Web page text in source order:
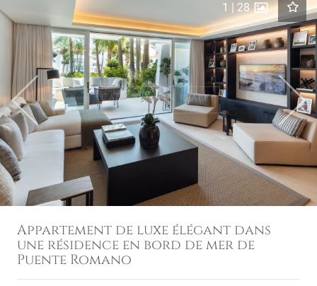
Previous Next
1 | 28
Appartement de luxe élégant dans
une résidence en bord de mer de
Puente Romano